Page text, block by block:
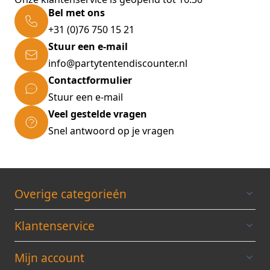
18 sorteerdozen rood:
Afmetingen (dxbxh): 100 x 95 x 50 mm
Materiaal: Polypropyleen
Bel met ons
+31 (0)76 750 15 21
Stuur een e-mail
info@partytentendiscounter.nl
Contactformulier
Stuur een e-mail
Veel gestelde vragen
Snel antwoord op je vragen
Overige categorieén
Klantenservice
Mijn account